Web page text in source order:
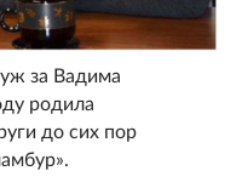
за Вадима
родила
до сих пор